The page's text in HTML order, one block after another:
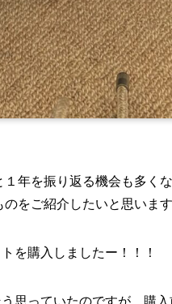
年を振り返る機会も多く
をご紹介したいと思います
を購入しましたー！！！
思っていたのですが、購